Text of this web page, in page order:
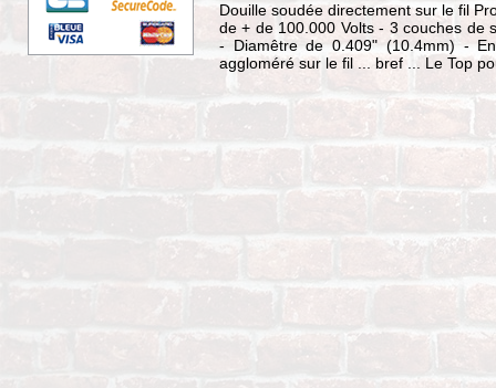
Douille soudée directement sur le fil
de + de 100.000 Volts - 3 couches de
- Diamêtre de 0.409" (10.4mm) -
aggloméré sur le fil ... bref ... Le Top